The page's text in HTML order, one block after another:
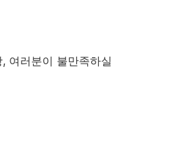
여러분이 불만족하실